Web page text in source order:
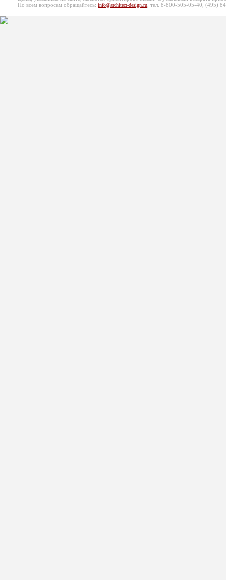
По всем вопросам обращайтесь: info@architect-design.ru , тел. 8-800-505-05-40, (495)